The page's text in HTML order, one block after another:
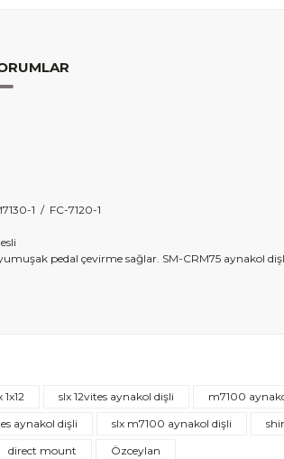
1 / FC-7120-1
pedal çevirme sağlar. SM-CRM75 aynakol
slx 12vites aynakol dişli m7100
aynakol dişli slx m7100 aynakol dişli
direct mount Özceylan